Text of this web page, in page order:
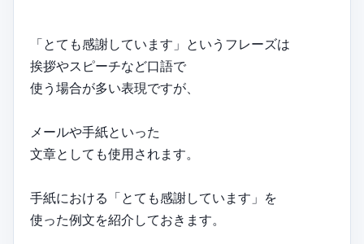
「とても感謝しています」というフレーズは
挨拶やスピーチなど口語で
使う場合が多い表現ですが、
メールや手紙といった
文章としても使用されます。
手紙における「とても感謝しています」を
使った例文を紹介しておきます。